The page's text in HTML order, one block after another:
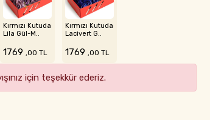
Kırmızı Kutuda
Lila Gül-M..
1769 ,00 TL
Kırmızı Kutuda
Lacivert G..
1769 ,00 TL
için teşekkür ederiz.